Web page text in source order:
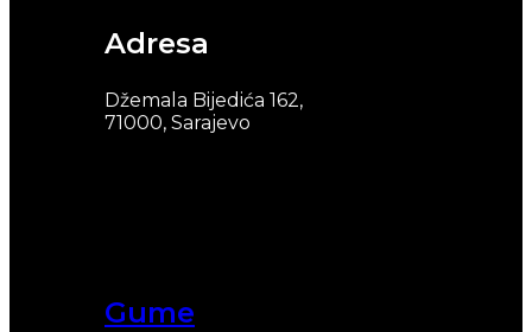
Gume
Adresa
Džemala Bijedića 162,
71000, Sarajevo